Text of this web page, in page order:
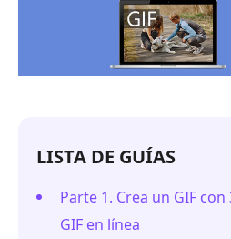
LISTA DE GUÍAS
Parte 1. Crea un GIF
GIF en línea